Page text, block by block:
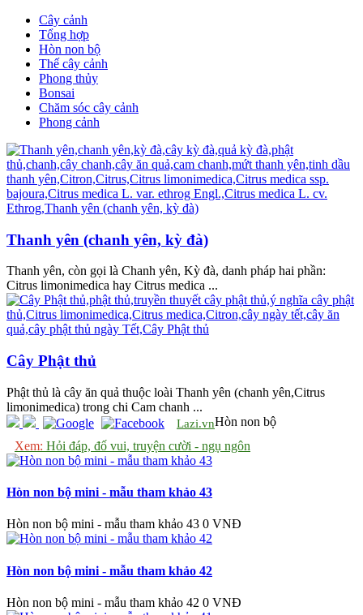
Cây cảnh
Tổng hợp
Hòn non bộ
Thế cây cảnh
Phong thủy
Bonsai
Chăm sóc cây cảnh
Phong cảnh
Thanh yên (chanh yên, kỳ đà)
Thanh yên, còn gọi là Chanh yên, Kỳ đà, danh pháp hai phần:
Citrus limonimedica hay Citrus medica ...
Cây Phật thủ
Phật thủ là cây ăn quả thuộc loài Thanh yên (chanh yên,Citrus
limonimedica) trong chi Cam chanh ...
Lazi.vn
Xem: Hỏi đáp, đố vui, truyện cười - ngụ ngôn
Hòn non bộ
Hòn non bộ mini - mẫu tham khảo 43
Hòn non bộ mini - mẫu tham khảo 43 0 VNĐ
Hòn non bộ mini - mẫu tham khảo 42
Hòn non bộ mini - mẫu tham khảo 42 0 VNĐ